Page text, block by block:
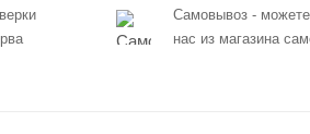
Самовывоз - можете
нас из магазина